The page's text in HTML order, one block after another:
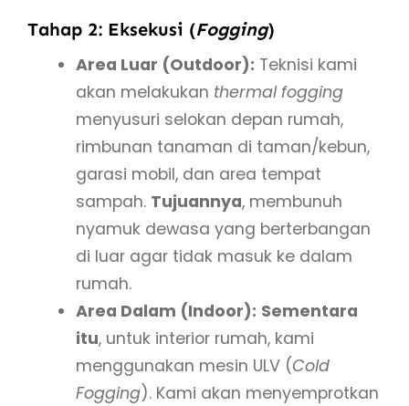
Tahap 2: Eksekusi (Fogging)
Area Luar (Outdoor): Teknisi kami
akan melakukan thermal fogging
menyusuri selokan depan rumah,
rimbunan tanaman di taman/kebun,
garasi mobil, dan area tempat
sampah. Tujuannya, membunuh
nyamuk dewasa yang berterbangan
di luar agar tidak masuk ke dalam
rumah.
Area Dalam (Indoor): Sementara
itu, untuk interior rumah, kami
menggunakan mesin ULV (Cold
Fogging). Kami akan menyemprotkan